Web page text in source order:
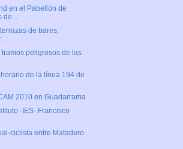
en el Pabellón de
de...
de bares,
...
peligrosos de las
de la línea 194 de
2010 en Guadarrama
-IES- Francisco
ciclista entre Matadero